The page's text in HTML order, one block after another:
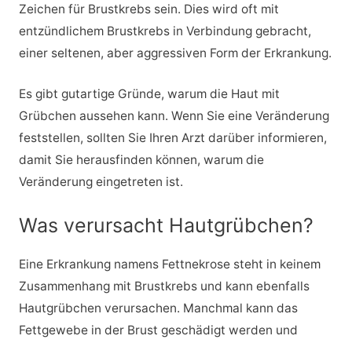
Zeichen für Brustkrebs sein. Dies wird oft mit
entzündlichem Brustkrebs in Verbindung gebracht,
einer seltenen, aber aggressiven Form der Erkrankung.
Es gibt gutartige Gründe, warum die Haut mit
Grübchen aussehen kann. Wenn Sie eine Veränderung
feststellen, sollten Sie Ihren Arzt darüber informieren,
damit Sie herausfinden können, warum die
Veränderung eingetreten ist.
Was verursacht Hautgrübchen?
Eine Erkrankung namens Fettnekrose steht in keinem
Zusammenhang mit Brustkrebs und kann ebenfalls
Hautgrübchen verursachen. Manchmal kann das
Fettgewebe in der Brust geschädigt werden und